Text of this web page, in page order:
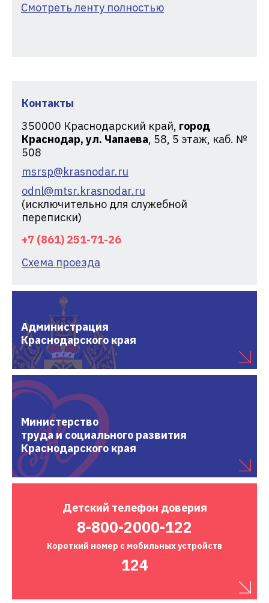
Контакты
350000 Краснодарский край, город
Краснодар, ул. Чапаева, 58, 5 этаж, каб. №
508
msrsp@krasnodar.ru
odnl@mtsr.krasnodar.ru
(исключительно для служебной
переписки)
+7 (861) 251-71-26
Схема проезда
Администрация
Краснодарского края
Министерство
труда и социального развития
Краснодарского края
Детский телефон доверия
8-800-2000-122
Короткий номер с мобильных устройств
124
Смотреть ленту полностью